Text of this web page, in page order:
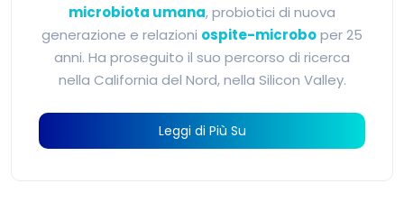
microbiota umana, probiotici di nuova
generazione e relazioni ospite-microboper 25
anni. Ha proseguito il suo percorso di ricerca
nella California del Nord, nella Silicon Valley.
Leggi di Più Su